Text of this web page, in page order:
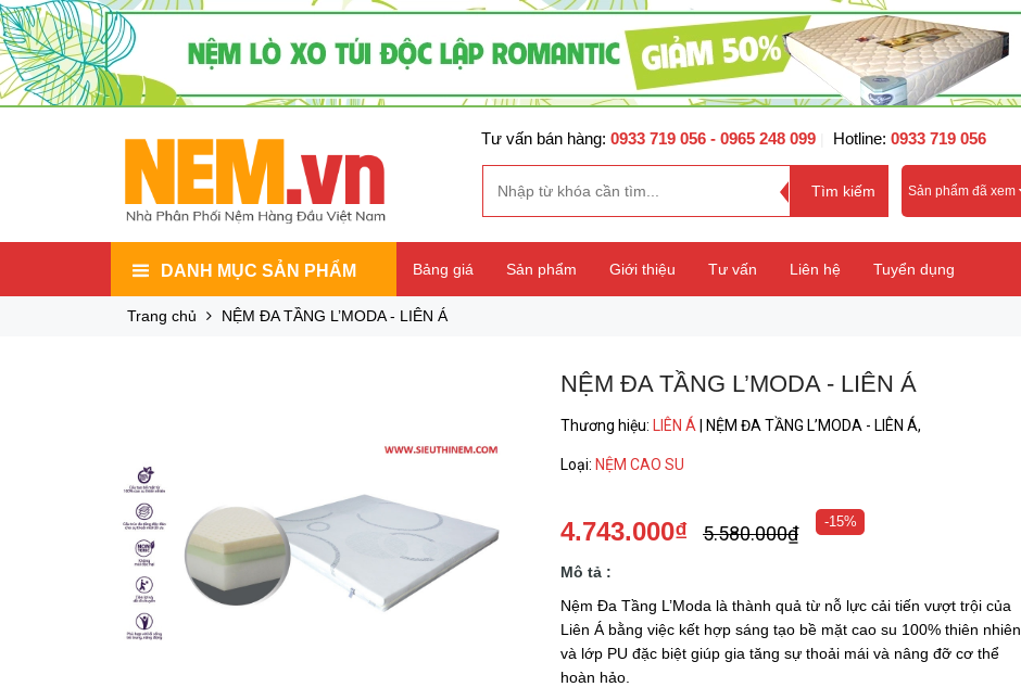
Tư vấn bán hàng: 0933 719 056 - 0965 248 099| Hotline: 0933 719 056
Sản phẩm đã xem
DANH MỤC SẢN PHẨM Bảng giá Sản phẩm Giới thiệu Tư vấn Liên hệ Tuyển dụng
Trang chủ NỆM ĐA TẦNG L’MODA - LIÊN Á
NỆM ĐA TẦNG L’MODA - LIÊN Á
Thương hiệu: LIÊN Á | NỆM ĐA TẦNG L’MODA - LIÊN Á,
Loại: NỆM CAO SU
4.743.000₫ 5.580.000₫
-15%
Mô tả :
Nệm Đa Tầng L’Moda là thành quả từ nỗ lực cải tiến vượt trội của
Liên Á bằng việc kết hợp sáng tạo bề mặt cao su 100% thiên nhiên
và lớp PU đặc biệt giúp gia tăng sự thoải mái và nâng đỡ cơ thể
hoàn hảo.